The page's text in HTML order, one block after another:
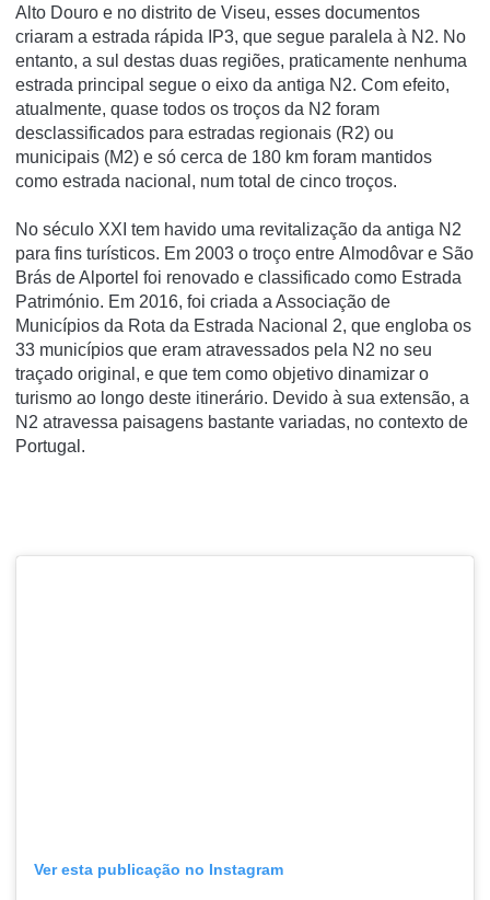
Alto Douro e no distrito de Viseu, esses documentos
criaram a estrada rápida IP3, que segue paralela à N2. No
entanto, a sul destas duas regiões, praticamente nenhuma
estrada principal segue o eixo da antiga N2. Com efeito,
atualmente, quase todos os troços da N2 foram
desclassificados para estradas regionais (R2) ou
municipais (M2) e só cerca de 180 km foram mantidos
como estrada nacional, num total de cinco troços.
No século XXI tem havido uma revitalização da antiga N2
para fins turísticos. Em 2003 o troço entre Almodôvar e São
Brás de Alportel foi renovado e classificado como Estrada
Património. Em 2016, foi criada a Associação de
Municípios da Rota da Estrada Nacional 2, que engloba os
33 municípios que eram atravessados pela N2 no seu
traçado original, e que tem como objetivo dinamizar o
turismo ao longo deste itinerário. Devido à sua extensão, a
N2 atravessa paisagens bastante variadas, no contexto de
Portugal.
Ver esta publicação no Instagram